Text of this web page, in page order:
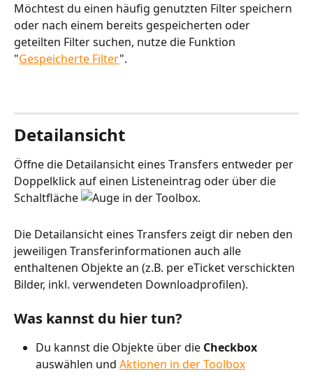
Möchtest du einen häufig genutzten Filter speichern
oder nach einem bereits gespeicherten oder
geteilten Filter suchen, nutze die Funktion
"Gespeicherte Filter".
Detailansicht
Öffne die Detailansicht eines Transfers entweder per
Doppelklick auf einen Listeneintrag oder über die
Schaltfläche
in der Toolbox.
Die Detailansicht eines Transfers zeigt dir neben den
jeweiligen Transferinformationen auch alle
enthaltenen Objekte an (z.B. per eTicket verschickten
Bilder, inkl. verwendeten Downloadprofilen).
Was kannst du hier tun?
Du kannst die Objekte über die Checkbox
auswählen und Aktionen in der Toolbox